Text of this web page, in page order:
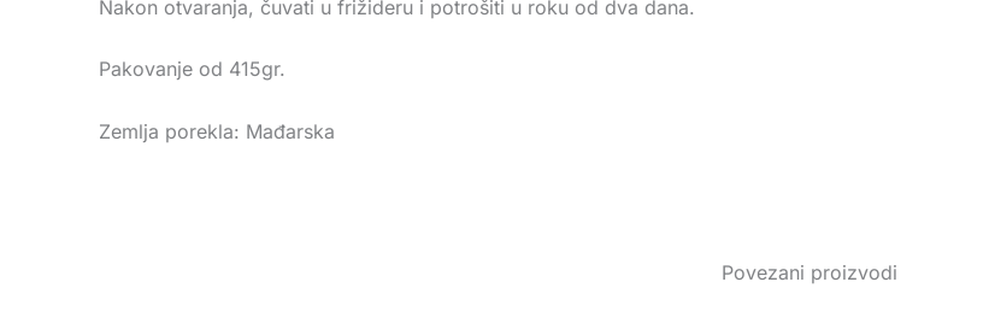
Nakon otvaranja, čuvati u frižideru i potrošiti u roku od dva dana.
Pakovanje od 415gr.
Zemlja porekla: Mađarska
Povezani proizvodi